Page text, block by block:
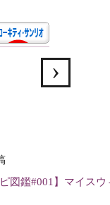
ピ図鑑#001】マイス